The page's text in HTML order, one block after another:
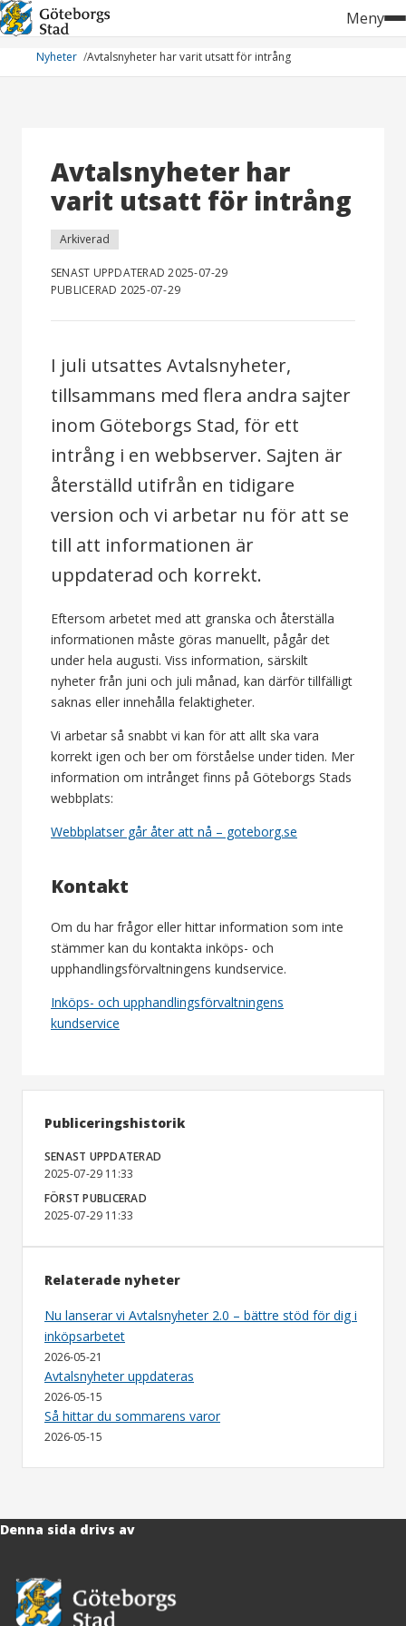
Hoppa
till
innehåll
Meny
Nyheter Avtalsnyheter har varit utsatt för intrång
Avtalsnyheter har
varit utsatt för intrång
Arkiverad
SENAST UPPDATERAD 2025-07-29
PUBLICERAD 2025-07-29
I juli utsattes Avtalsnyheter,
tillsammans med flera andra sajter
inom Göteborgs Stad, för ett
intrång i en webbserver. Sajten är
återställd utifrån en tidigare
version och vi arbetar nu för att se
till att informationen är
uppdaterad och korrekt.
Eftersom arbetet med att granska och återställa
informationen måste göras manuellt, pågår det
under hela augusti. Viss information, särskilt
nyheter från juni och juli månad, kan därför tillfälligt
saknas eller innehålla felaktigheter.
Vi arbetar så snabbt vi kan för att allt ska vara
korrekt igen och ber om förståelse under tiden. Mer
information om intrånget finns på Göteborgs Stads
webbplats:
Webbplatser går åter att nå – goteborg.se
Kontakt
Om du har frågor eller hittar information som inte
stämmer kan du kontakta inköps- och
upphandlingsförvaltningens kundservice.
Inköps- och upphandlingsförvaltningens
kundservice
Publiceringshistorik
SENAST UPPDATERAD
2025-07-29 11:33
FÖRST PUBLICERAD
2025-07-29 11:33
Relaterade nyheter
Nu lanserar vi Avtalsnyheter 2.0 – bättre stöd för dig i
inköpsarbetet
2026-05-21
Avtalsnyheter uppdateras
2026-05-15
Så hittar du sommarens varor
2026-05-15
Denna sida drivs av